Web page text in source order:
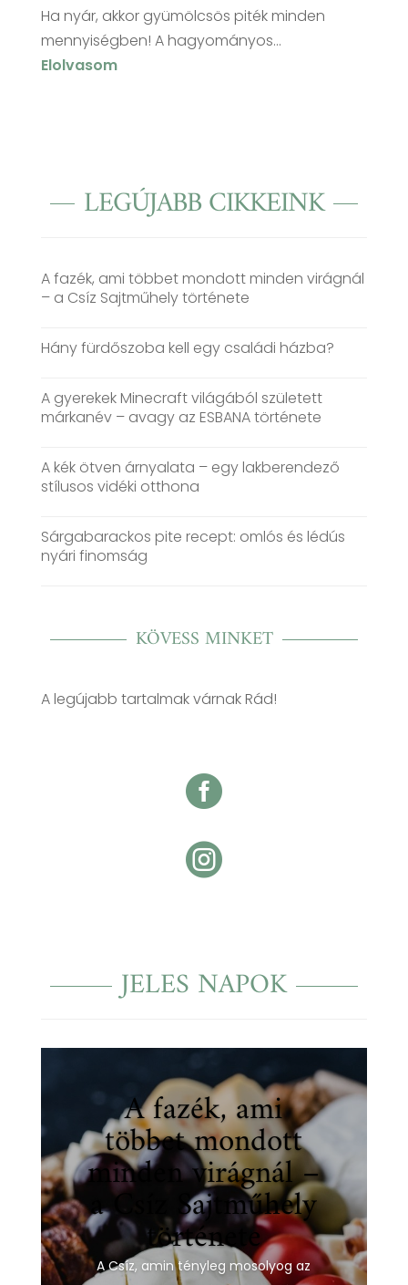
Ha nyár, akkor gyümölcsös piték minden
mennyiségben! A hagyományos...
Elolvasom
LEGÚJABB CIKKEINK
A fazék, ami többet mondott minden virágnál
– a Csíz Sajtműhely története
Hány fürdőszoba kell egy családi házba?
A gyerekek Minecraft világából született
márkanév – avagy az ESBANA története
A kék ötven árnyalata – egy lakberendező
stílusos vidéki otthona
Sárgabarackos pite recept: omlós és lédús
nyári finomság
KÖVESS MINKET
A legújabb tartalmak várnak Rád!


JELES NAPOK
A fazék, ami
többet mondott
minden virágnál –
a Csíz Sajtműhely
története
A Csíz, amin tényleg mosolyog az